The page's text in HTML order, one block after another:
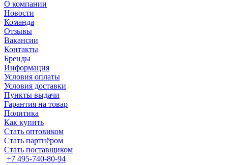
О компании
Новости
Команда
Отзывы
Вакансии
Контакты
Бренды
Информация
Условия оплаты
Условия доставки
Пункты выдачи
Гарантия на товар
Политика
Как купить
Стать оптовиком
Стать партнёром
Стать поставщиком
+7 495-740-80-94